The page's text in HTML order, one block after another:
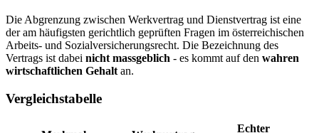
Die Abgrenzung zwischen Werkvertrag und Dienstvertrag ist eine
der am häufigsten gerichtlich geprüften Fragen im österreichischen
Arbeits- und Sozialversicherungsrecht. Die Bezeichnung des
Vertrags ist dabei nicht massgeblich - es kommt auf den wahren
wirtschaftlichen Gehalt an.
Vergleichstabelle
Echter